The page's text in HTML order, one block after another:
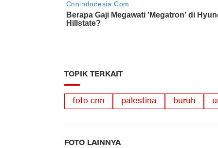
TOPIK TERKAIT
foto cnn palestina buruh
FOTO LAINNYA